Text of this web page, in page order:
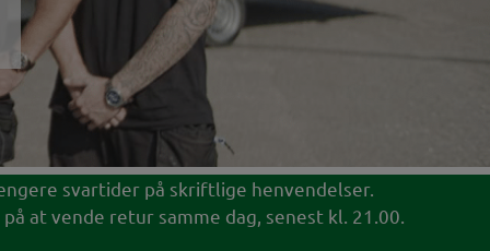
svartider på skriftlige henvendelser.
at vende retur samme dag, senest kl. 21.00.